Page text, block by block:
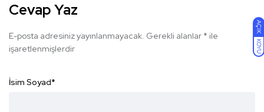
AÇIK
KOYU
Cevap Yaz
E-posta adresiniz yayınlanmayacak. Gerekli alanlar * ile
işaretlenmişlerdir
İsim Soyad*